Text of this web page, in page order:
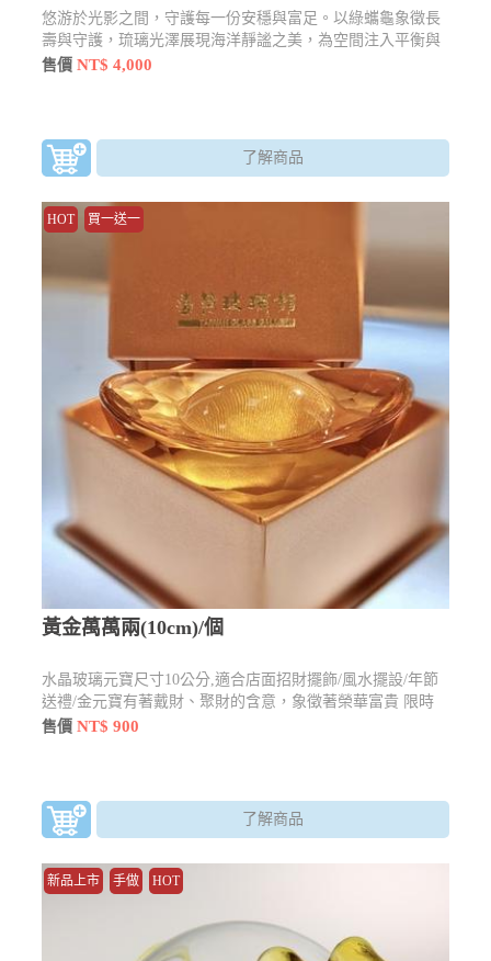
悠游於光影之間，守護每一份安穩與富足。以綠蠵龜象徵長
壽與守護，琉璃光澤展現海洋靜謐之美，為空間注入平衡與
祝福能量。
售價NT$ 4,000
了解商品
HOT 買一送一
黃金萬萬兩(10cm)/個
水晶玻璃元寶尺寸10公分,適合店面招財擺飾/風水擺設/年節
送禮/金元寶有著戴財、聚財的含意，象徵著榮華富貴 限時
優惠買一送一只要$900元
售價NT$ 900
了解商品
新品上市 手做 HOT